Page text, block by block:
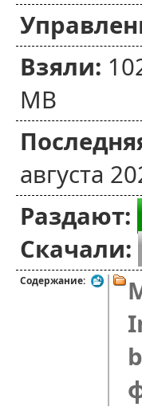
Взяли:
MB
августа
Раздают:
Скачали:
Содержание: